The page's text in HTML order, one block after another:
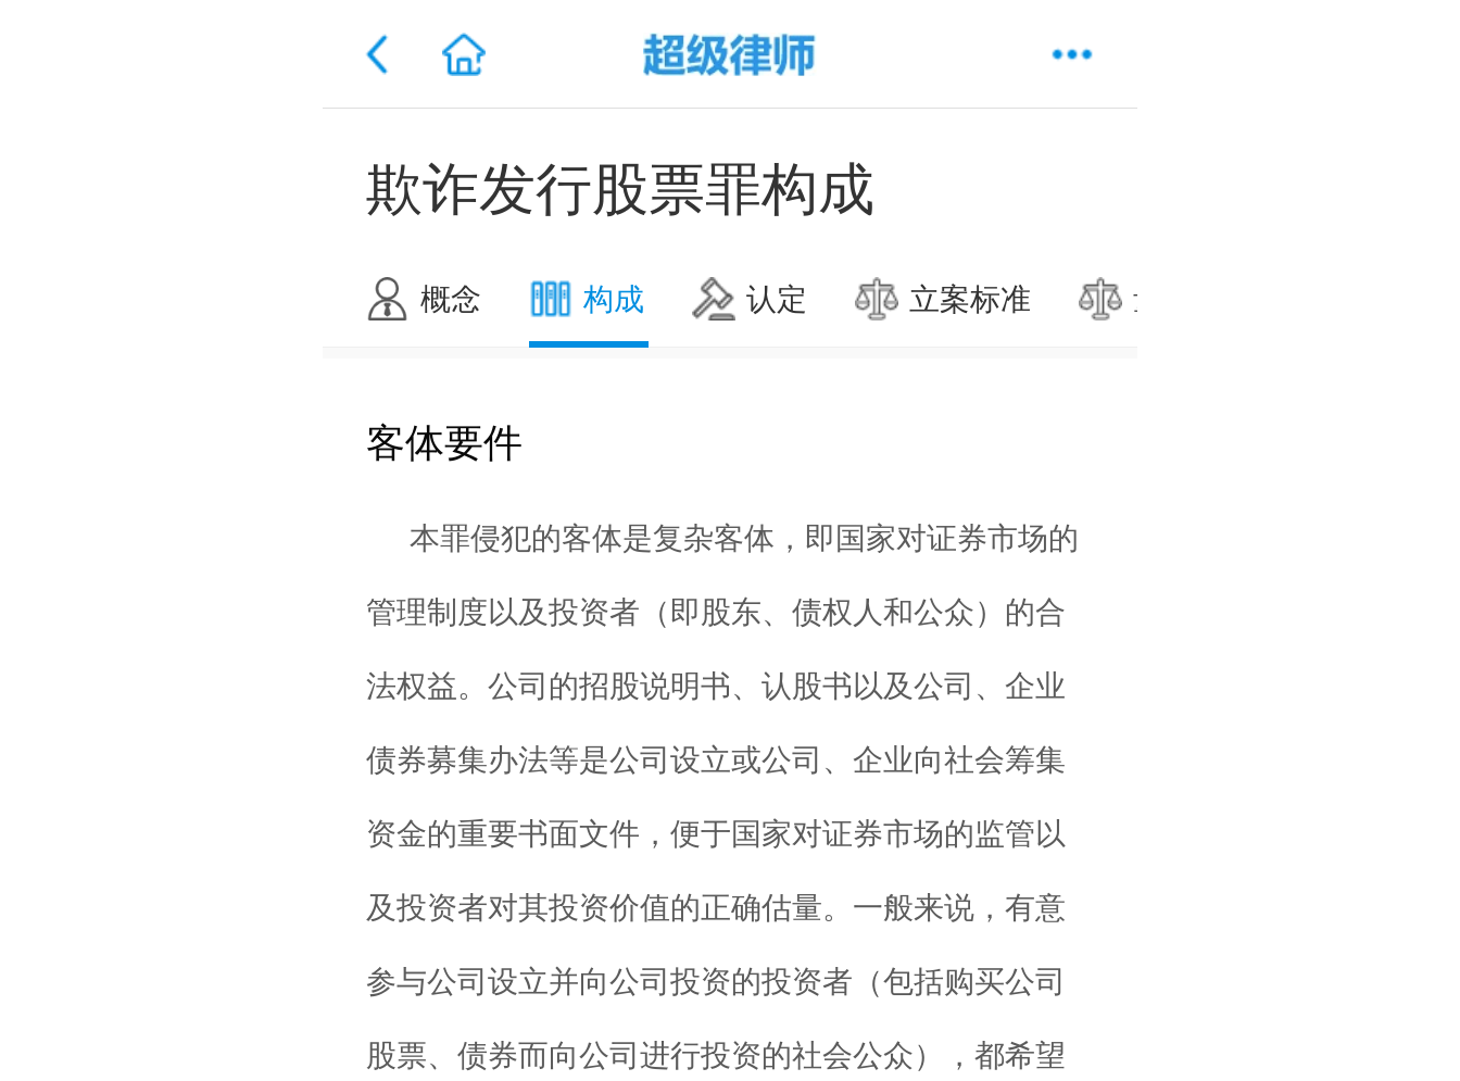
欺诈发行股票罪构成
概念 构成 认定 立案标准 量刑标准
客体要件
本罪侵犯的客体是复杂客体，即国家对证券市场的
管理制度以及投资者（即股东、债权人和公众）的合
法权益。公司的招股说明书、认股书以及公司、企业
债券募集办法等是公司设立或公司、企业向社会筹集
资金的重要书面文件，便于国家对证券市场的监管以
及投资者对其投资价值的正确估量。一般来说，有意
参与公司设立并向公司投资的投资者（包括购买公司
股票、债券而向公司进行投资的社会公众），都希望